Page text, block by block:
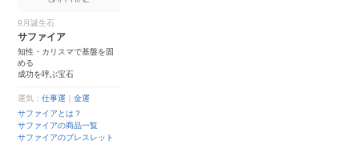
9月誕生石
サファイア
知性・カリスマで基盤を固
める
成功を呼ぶ宝石
運気：仕事運 ｜金運
サファイアとは？
サファイアの商品一覧
サファイアのブレスレット